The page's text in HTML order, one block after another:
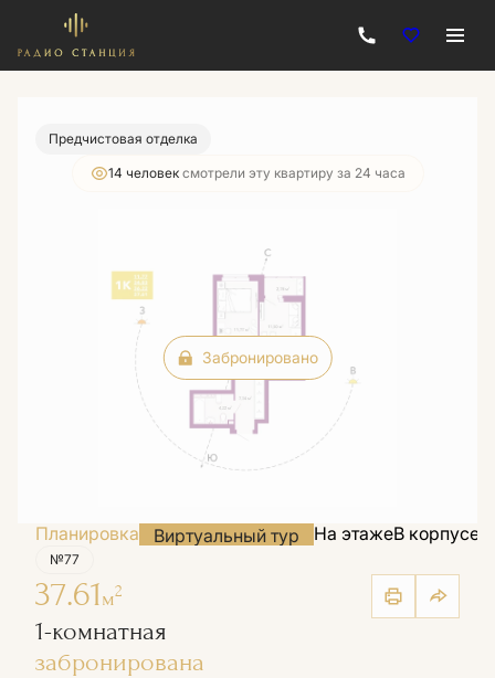
1-комнатная Цена по запросу
Предчистовая отделка
14 человек смотрели эту квартиру за 24 часа
Забронировано
Планировка Виртуальный тур На этажеВ корпусе
№77
37.61м2
1-комнатная
забронирована